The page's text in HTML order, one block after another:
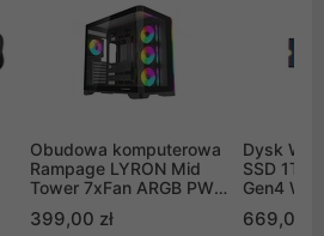
Obudowa komputerowa
Rampage LYRON Mid
Tower 7xFan ARGB PWM
399,00 zł
Dysk WD
SSD 1TB
Gen4
669,00